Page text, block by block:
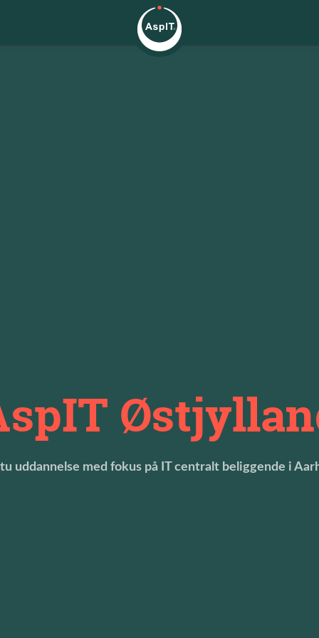
uddannelse med fokus på IT centralt beliggende i